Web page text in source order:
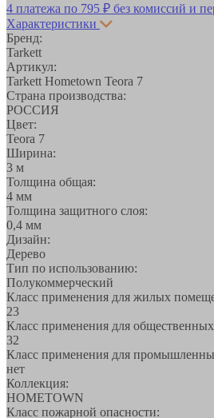
4 платежа по 795 ₽ без комиссий и
Характеристики
Бренд:
Tarkett
Артикул:
Tarkett Hometown Teora 7
Страна производства:
РОССИЯ
Цвет:
Teora 7
Ширина:
3 м
Толщина общая:
4 мм
Толщина защитного слоя:
0,4 мм
Дизайн:
Дерево
Тип по использованию:
Полукоммерческий
Класс применения для жилых
23
Класс применения для
32
Класс применения для
нет
Коллекция:
HOMETOWN
Класс пожарной опасности: